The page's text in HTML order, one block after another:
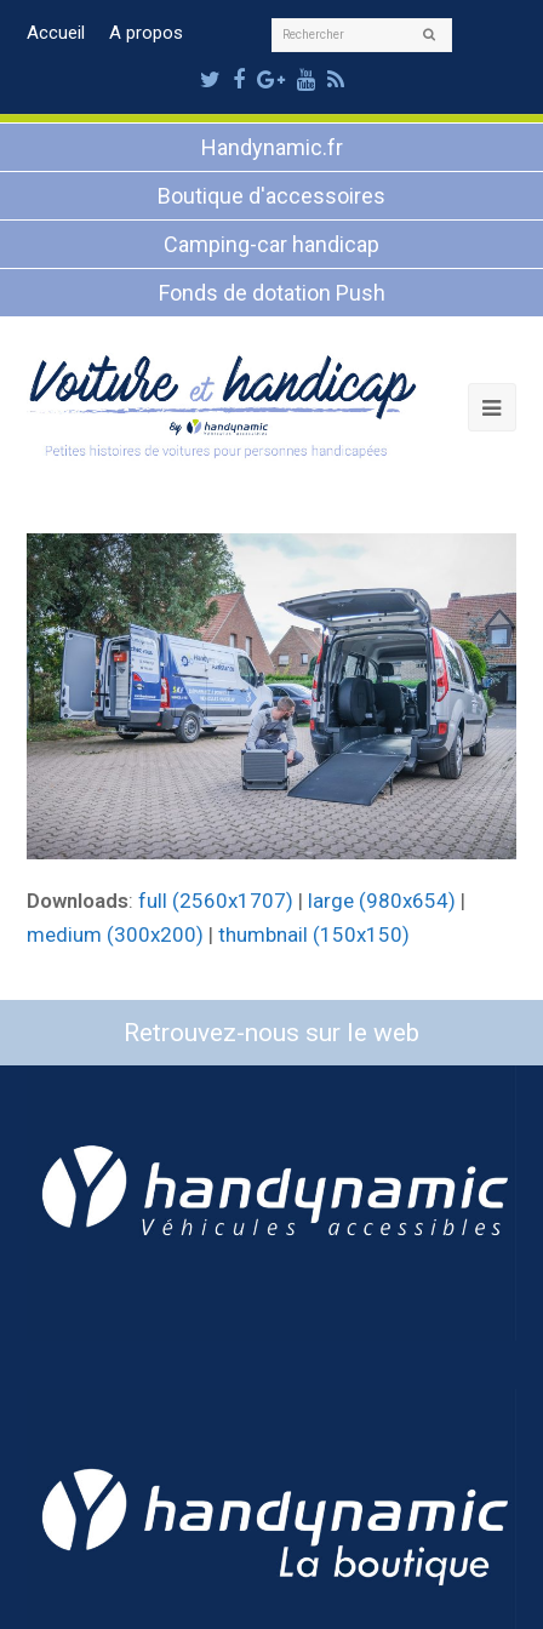
Accueil A propos Rechercher
Twitter
Facebook
Google
Plus
Youtube
RSS
Handynamic.fr
Boutique d'accessoires
Camping-car handicap
Fonds de dotation Push
Downloads:full (2560x1707) | large (980x654) |
medium (300x200) |thumbnail (150x150)
Retrouvez-nous sur le web